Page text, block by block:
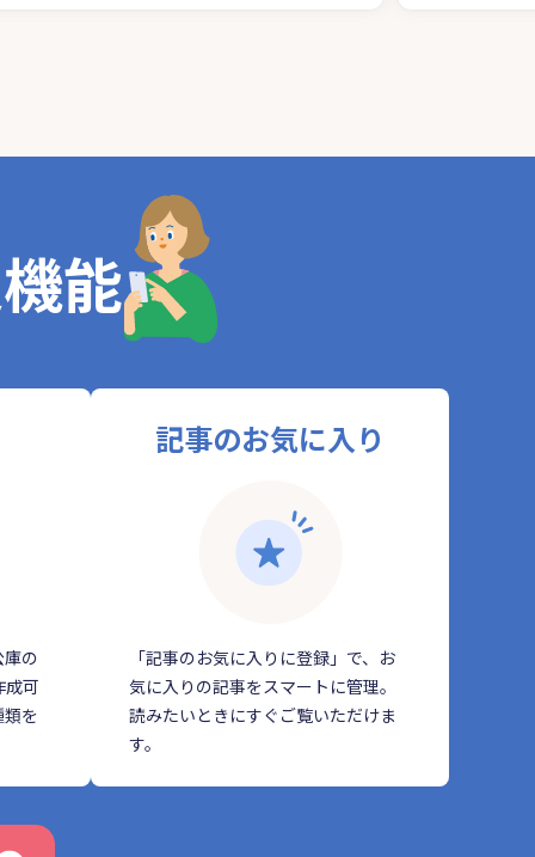
能
の
成可
を
記事のお気に入り
「記事のお気に入りに登録」で、お
気に入りの記事をスマートに管理。
読みたいときにすぐご覧いただけま
す。